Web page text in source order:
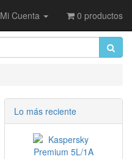
Mi Cuenta 0 productos
Lo más reciente